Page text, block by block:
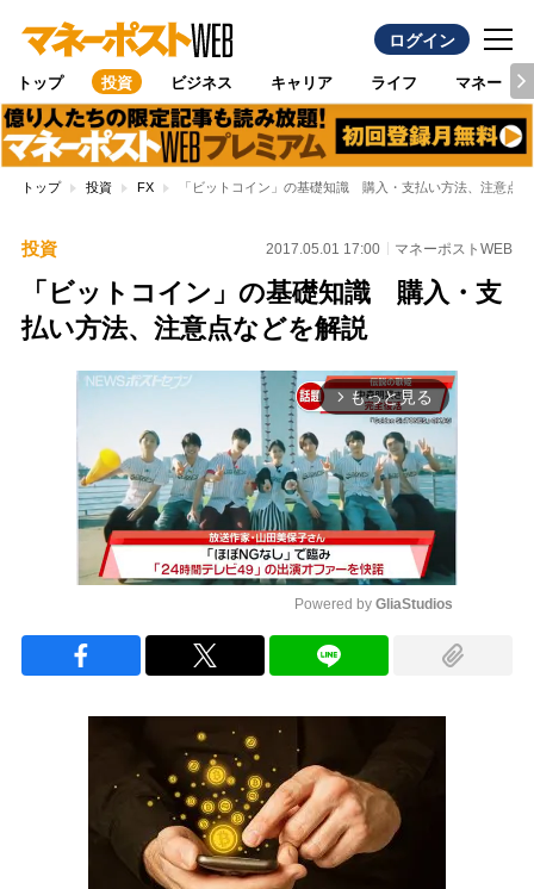
ログイン
トップ 投資 ビジネス キャリア ライフ マネー
トップ 投資 FX 「ビットコイン」の基礎知識 購入・支払い方法、注意点
投資 2017.05.01 17:00 マネーポストWEB
「ビットコイン」の基礎知識 購入・支
払い方法、注意点などを解説
arrow_forward_ios もっと見る
Powered by GliaStudios